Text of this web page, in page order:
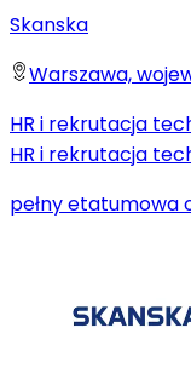
Skanska
Warszawa,
HR i rekrutacja
HR i rekrutacja
pełny etatumowa